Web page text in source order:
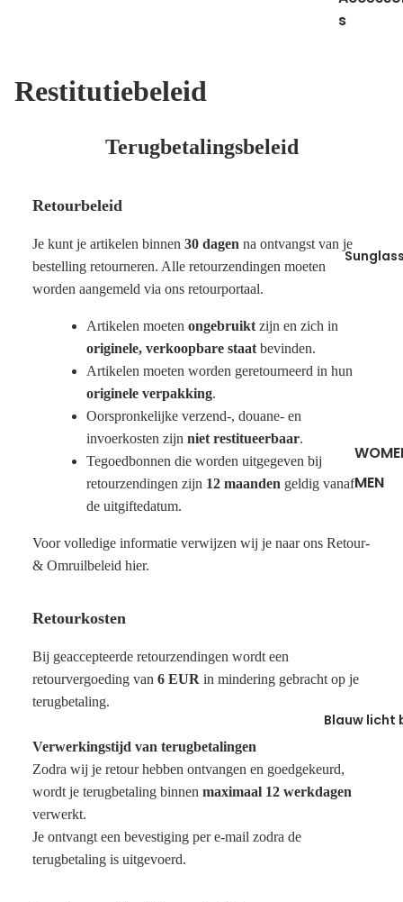
s
MEN
Blauw licht
Restitutiebeleid
Terugbetalingsbeleid
Retourbeleid
Je kunt je artikelen binnen 30 dagen na ontvangst van je
bestelling retourneren. Alle retourzendingen moeten
worden aangemeld via ons retourportaal.
Artikelen moeten ongebruikt zijn en zich in
originele, verkoopbare staat bevinden.
Artikelen moeten worden geretourneerd in hun
originele verpakking.
Oorspronkelijke verzend-, douane- en
invoerkosten zijn niet restitueerbaar.
Tegoedbonnen die worden uitgegeven bij
retourzendingen zijn 12 maanden geldig vanaf
de uitgiftedatum.
Voor volledige informatie verwijzen wij je naar ons Retour-
& Omruilbeleid hier.
Retourkosten
Bij geaccepteerde retourzendingen wordt een
retourvergoeding van 6 EUR in mindering gebracht op je
terugbetaling.
Verwerkingstijd van terugbetalingen
Zodra wij je retour hebben ontvangen en goedgekeurd,
wordt je terugbetaling binnen maximaal 12 werkdagen
verwerkt.
Je ontvangt een bevestiging per e-mail zodra de
terugbetaling is uitgevoerd.